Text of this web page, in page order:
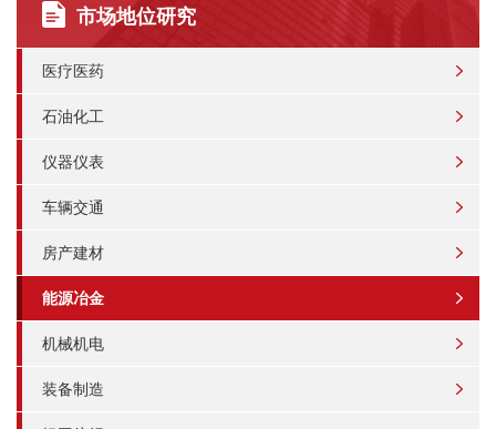
市场地位研究
医疗医药
石油化工
仪器仪表
车辆交通
房产建材
能源冶金
机械机电
装备制造